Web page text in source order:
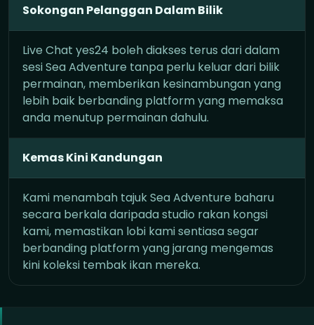
Sokongan Pelanggan Dalam Bilik
Live Chat yes24 boleh diakses terus dari dalam
sesi Sea Adventure tanpa perlu keluar dari bilik
permainan, memberikan kesinambungan yang
lebih baik berbanding platform yang memaksa
anda menutup permainan dahulu.
Kemas Kini Kandungan
Kami menambah tajuk Sea Adventure baharu
secara berkala daripada studio rakan kongsi
kami, memastikan lobi kami sentiasa segar
berbanding platform yang jarang mengemas
kini koleksi tembak ikan mereka.